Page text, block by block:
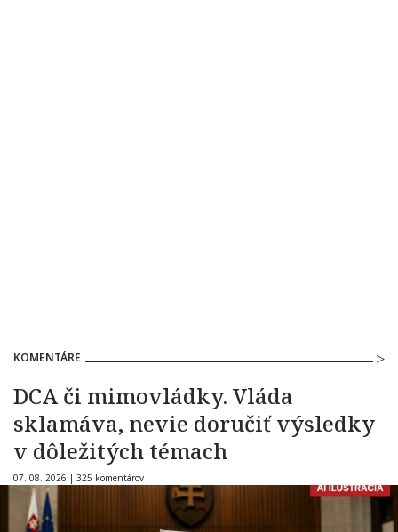
KOMENTÁRE
DCA či mimovládky. Vláda
sklamáva, nevie doručiť výsledky
v dôležitých témach
07. 08. 2026 | 325 komentárov